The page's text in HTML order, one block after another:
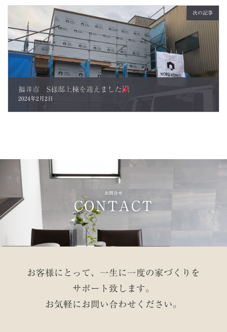
次の記事
福井市 S様邸上棟を迎えました
2024年2月2日
お問合せ
CONTACT
お客様にとって、一生に一度の家づくりを
サポート致します。
お気軽にお問い合わせください。